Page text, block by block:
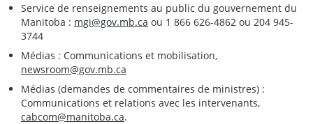
Service de renseignements au public du gouvernement du
Manitoba : mgi@gov.mb.ca ou 1 866 626-4862 ou 204 945-
3744
Médias : Communications et mobilisation,
newsroom@gov.mb.ca
Médias (demandes de commentaires de ministres) :
Communications et relations avec les intervenants,
cabcom@manitoba.ca.